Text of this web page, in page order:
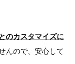
のカスタマイズに
んので、安心して